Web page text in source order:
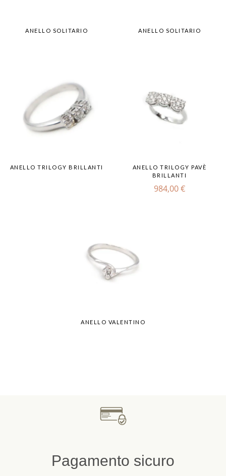
ANELLO SOLITARIO ANELLO SOLITARIO
ANELLO TRILOGY BRILLANTI
ANELLO TRILOGY PAVÈ
BRILLANTI
984,00€
ANELLO VALENTINO
Pagamento sicuro